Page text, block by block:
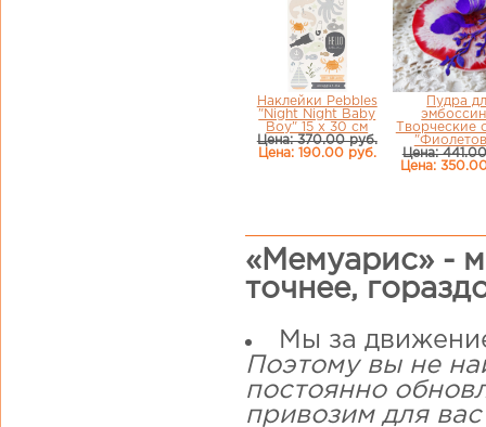
Наклейки Pebbles
"Night Night Baby
Boy" 15 х 30 см
Цена: 370.00 руб.
Цена: 190.00 руб.
Пудра
Творческие
Цена:
Цена:
«Мемуарис» -
точнее,
Мы за
Поэтому вы не
постоянно
привозим для